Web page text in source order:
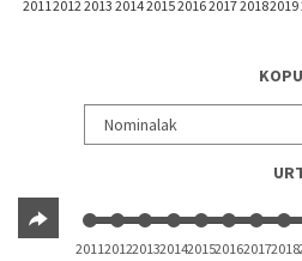
2011 2012 2013 201420152016201720182019
20112012201320142015201620172018